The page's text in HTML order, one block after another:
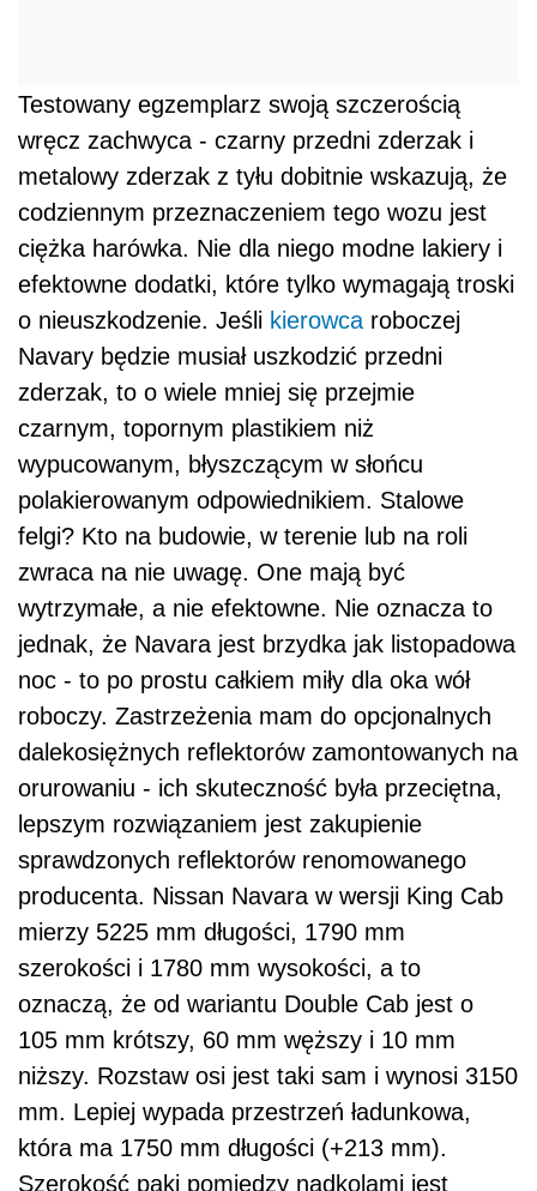
Testowany egzemplarz swoją szczerością
wręcz zachwyca - czarny przedni zderzak i
metalowy zderzak z tyłu dobitnie wskazują, że
codziennym przeznaczeniem tego wozu jest
ciężka harówka. Nie dla niego modne lakiery i
efektowne dodatki, które tylko wymagają troski
o nieuszkodzenie. Jeśli kierowca roboczej
Navary będzie musiał uszkodzić przedni
zderzak, to o wiele mniej się przejmie
czarnym, topornym plastikiem niż
wypucowanym, błyszczącym w słońcu
polakierowanym odpowiednikiem. Stalowe
felgi? Kto na budowie, w terenie lub na roli
zwraca na nie uwagę. One mają być
wytrzymałe, a nie efektowne. Nie oznacza to
jednak, że Navara jest brzydka jak listopadowa
noc - to po prostu całkiem miły dla oka wół
roboczy. Zastrzeżenia mam do opcjonalnych
dalekosiężnych reflektorów zamontowanych na
orurowaniu - ich skuteczność była przeciętna,
lepszym rozwiązaniem jest zakupienie
sprawdzonych reflektorów renomowanego
producenta. Nissan Navara w wersji King Cab
mierzy 5225 mm długości, 1790 mm
szerokości i 1780 mm wysokości, a to
oznaczą, że od wariantu Double Cab jest o
105 mm krótszy, 60 mm węższy i 10 mm
niższy. Rozstaw osi jest taki sam i wynosi 3150
mm. Lepiej wypada przestrzeń ładunkowa,
która ma 1750 mm długości (+213 mm).
Szerokość paki pomiędzy nadkolami jest